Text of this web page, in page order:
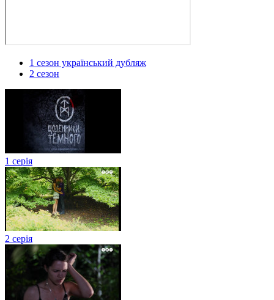
1 сезон український дубляж
2 сезон
1 серія
2 серія